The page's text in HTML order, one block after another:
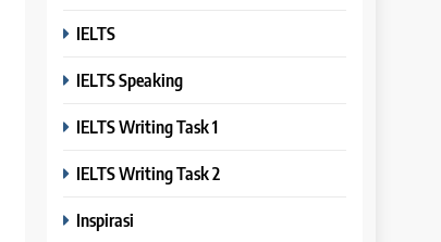
IELTS
IELTS Speaking
IELTS Writing Task 1
IELTS Writing Task 2
Inspirasi